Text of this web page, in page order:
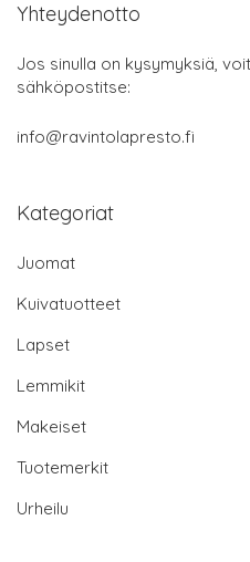
Yhteydenotto
Jos sinulla on kysymyksiä,
sähköpostitse:
info@ravintolapresto.fi
Kategoriat
Juomat
Kuivatuotteet
Lapset
Lemmikit
Makeiset
Tuotemerkit
Urheilu